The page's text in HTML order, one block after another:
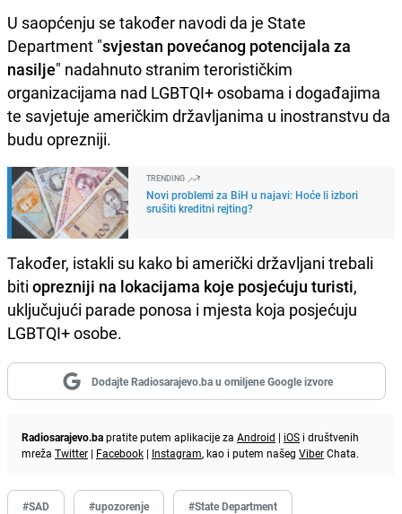
U saopćenju se također navodi da je State
Department "svjestan povećanog potencijala za
nasilje" nadahnuto stranim terorističkim
organizacijama nad LGBTQI+ osobama i događajima
te savjetuje američkim državljanima u inostranstvu da
budu oprezniji.
TRENDING
Novi problemi za BiH u najavi: Hoće li izbori
srušiti kreditni rejting?
Također, istakli su kako bi američki državljani trebali
biti oprezniji na lokacijama koje posjećuju turisti,
uključujući parade ponosa i mjesta koja posjećuju
LGBTQI+ osobe.
Dodajte Radiosarajevo.ba u omiljene Google izvore
Radiosarajevo.bapratite putem aplikacije za Android | iOS i društvenih
mreža Twitter | Facebook | Instagram, kao i putem našeg ViberChata.
#SAD #upozorenje #State Department